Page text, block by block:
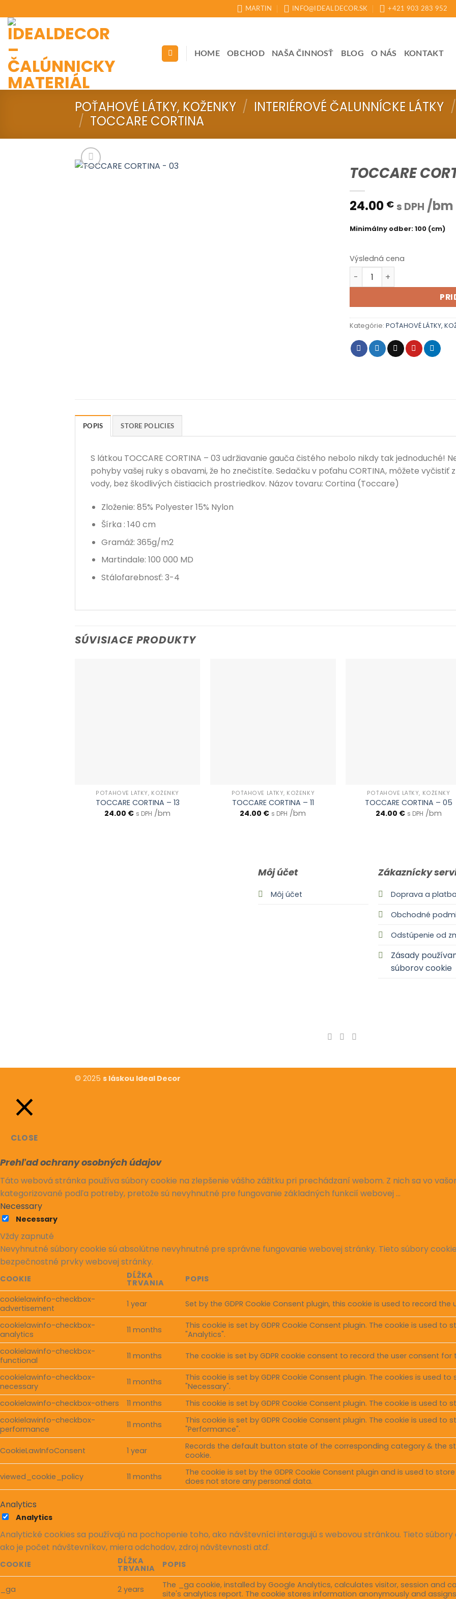
to
content
MARTIN INFO@IDEALDECOR.SK +421 903 283 952
HOME OBCHOD NAŠA ČINNOSŤ BLOG O NÁS KONTAKT
POŤAHOVÉ LÁTKY, KOŽENKY / INTERIÉROVÉ ČALUNNÍCKE LÁTKY /
/ TOCCARE CORTINA
TOCCARE
24.00 € s DPH /bm
Minimálny odber: 100 (cm)
Výsledná cena
množstvo TOCCARE
Kategórie: POŤAHOVÉ LÁTKY,
POPIS STORE POLICIES
S látkou TOCCARE CORTINA – 03 udržiavanie gauča čistého nebolo nikdy tak jednoduché!
pohyby vašej ruky s obavami, že ho znečistíte. Sedačku v poťahu CORTINA, môžete vyčistiť
vody, bez škodlivých čistiacich prostriedkov. Názov tovaru: Cortina (Toccare)
Zloženie: 85% Polyester 15% Nylon
Šírka : 140 cm
Gramáž: 365g/m2
Martindale: 100 000 MD
Stálofarebnosť: 3-4
SÚVISIACE PRODUKTY
POŤAHOVÉ LÁTKY, KOŽENKY
TOCCARE CORTINA – 13
24.00 € s DPH /bm
POŤAHOVÉ LÁTKY, KOŽENKY
TOCCARE CORTINA – 11
24.00 € s DPH /bm
POŤAHOVÉ LÁTKY, KOŽENKY
TOCCARE CORTINA – 05
24.00 € s DPH /bm
Môj účet
Môj účet
Zákaznícky
Doprava a platba
Obchodné
Odstúpenie od
Zásady
súborov cookie
© 2025 s láskou Ideal Decor
CLOSE
Prehľad ochrany osobných údajov
Táto webová stránka používa súbory cookie na zlepšenie vášho zážitku pri prechádzaní webom. Z nich sa vo
kategorizované podľa potreby, pretože sú nevyhnutné pre fungovanie základných funkcií webovej ...
Necessary
Necessary
Vždy zapnuté
Nevyhnutné súbory cookie sú absolútne nevyhnutné pre správne fungovanie webovej stránky. Tieto súbory
bezpečnostné prvky webovej stránky.
COOKIE DĹŽKA
TRVANIA
POPIS
cookielawinfo-checkbox-
advertisement
1 year Set by the GDPR Cookie Consent plugin, this cookie is used to record
cookielawinfo-checkbox-
analytics
11 months
This cookie is set by GDPR Cookie Consent plugin. The cookie is used
"Analytics".
cookielawinfo-checkbox-
functional
11 months The cookie is set by GDPR cookie consent to record the user consent
cookielawinfo-checkbox-
necessary
11 months
This cookie is set by GDPR Cookie Consent plugin. The cookies is used
"Necessary".
cookielawinfo-checkbox-others
11 months
This cookie is set by GDPR Cookie Consent plugin. The cookie is used
cookielawinfo-checkbox-
performance
11 months
This cookie is set by GDPR Cookie Consent plugin. The cookie is used
"Performance".
CookieLawInfoConsent 1 year
Records the default button state of the corresponding category & the
cookie.
viewed_cookie_policy 11 months
The cookie is set by the GDPR Cookie Consent plugin and is used to
does not store any personal data.
Analytics
Analytics
Analytické cookies sa používajú na pochopenie toho, ako návštevníci interagujú s webovou stránkou. Tieto
ako je počet návštevníkov, miera odchodov, zdroj návštevnosti atď.
COOKIE DĹŽKA
TRVANIA POPIS
_ga 2 years
The _ga cookie, installed by Google Analytics, calculates visitor, session
site's analytics report. The cookie stores information anonymously and